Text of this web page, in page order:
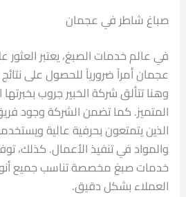
صباغ شاطر في عجمان
في عالم خدمات الصبغ، يعتبر
عجمان أمراً ضرورياً للحصول على
وهنا تتألق شركة الخبير جروب
المتميز. كما تضمن الشركة وجود
الذين يتمتعون بحرفية عالية
والمواد في تنفيذ الأعمال. كذلك،
خدمات صبغ مخصصة تناسب جميع
العملاء بشكل دقيق.